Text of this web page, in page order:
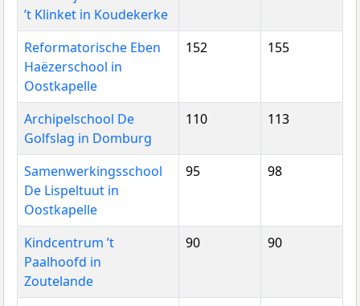
’t Klinket in Koudekerke
Reformatorische Eben
Haëzerschool in
Oostkapelle
152 155
Archipelschool De
Golfslag in Domburg
110 113
Samenwerkingsschool
De Lispeltuut in
Oostkapelle
95 98
Kindcentrum ’t
Paalhoofd in
Zoutelande
90 90